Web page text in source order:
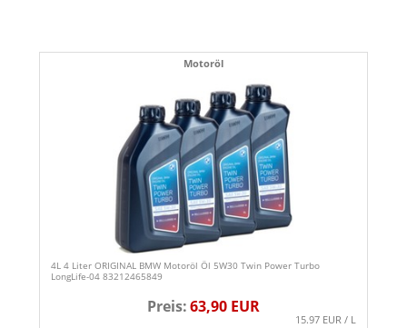
Motoröl
4L 4 Liter ORIGINAL BMW Motoröl Öl 5W30 Twin Power Turbo
LongLife-04 83212465849
Preis:63,90 EUR
15.97 EUR / L